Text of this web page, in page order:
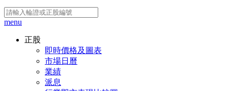
menu
正股
即時價格及圖表
市場日曆
業績
派息